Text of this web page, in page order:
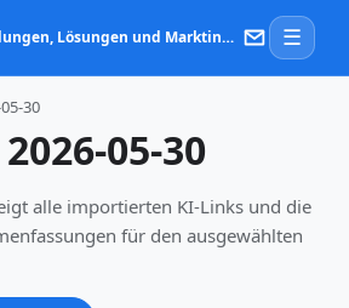
KI‑Links – Anwendungen, Lösungen und Marktinformationen zu Künstlicher Intelligenz ☰
30
05-30
alle importierten KI-Links und die
für den ausgewählten